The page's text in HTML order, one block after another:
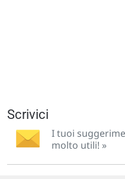
Scrivici
I tuoi
molto utili! »